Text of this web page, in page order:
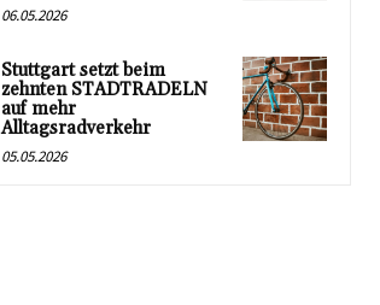
06.05.2026
Stuttgart setzt beim
zehnten STADTRADELN
auf mehr
Alltagsradverkehr
05.05.2026